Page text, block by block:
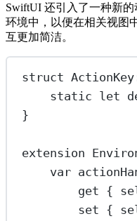
SwiftUI 还引入了一种新
环境中，以便在相关视图
互更加简洁。
struct ActionKey
static let
}
extension
var
get {
set {